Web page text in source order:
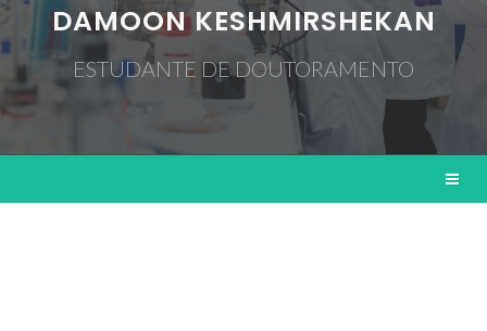
DAMOON KESHMIRSHEKAN
ESTUDANTE DE DOUTORAMENTO